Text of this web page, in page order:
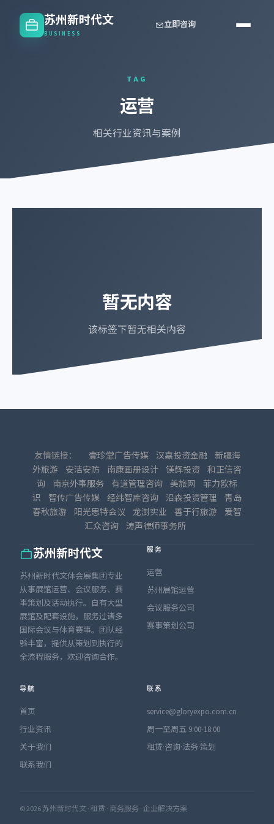
苏州新时代文
BUSINESS
立即咨询
TAG
运营
相关行业资讯与案例
暂无内容
该标签下暂无相关内容
友情链接： 壹珍堂广告传媒 汉嘉投资金融
新疆海
外旅游
安洁安防 南康画册设计 镁辉投资 和正信咨
询
南京外事服务 有道管理咨询 美旅网
菲力欧标
识
智传广告传媒 经纬智库咨询 沿森投资管理
青岛
春秋旅游
阳光思特会议 龙澍实业 善于行旅游
爱智
汇众咨询 涛声律师事务所
苏州新时代文
苏州新时代文体会展集团专业
从事展馆运营、会议服务、赛
事策划及活动执行。自有大型
展馆及配套设施，服务过诸多
国际会议与体育赛事。团队经
验丰富，提供从策划到执行的
全流程服务，欢迎咨询合作。
服务
运营
苏州展馆运营
会议服务公司
赛事策划公司
导航
首页
行业资讯
关于我们
联系我们
联系
service@gloryexpo.com.cn
周一至周五 9:00-18:00
租赁·咨询·法务·策划
© 2026 苏州新时代文 · 租赁 · 商务服务 · 企业解决方案